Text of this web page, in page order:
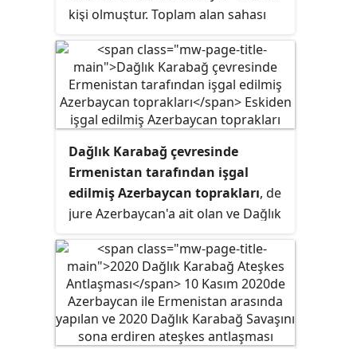
baypas eden yeni bir güney rotası
Şen/Böyük Kaladeresi ve Hin
Şen/Kiçik Kaladeresi köylerinden
geçti.
kişi olmuştur. Toplam alan sahası
Dağlık Karabağ çevresinde
Ermenistan tarafından işgal
edilmiş Azerbaycan toprakları, de
jure Azerbaycan'a ait olan ve Dağlık
birlikte Ermenistan ve uluslararası
alanda tanınmayan Dağlık Karabağ
Cumhuriyeti'nin askerî kuvvetleri
tarafından işgal edilmiş, eski Dağlık
Karabağ Özerk Oblastı'nın dışında